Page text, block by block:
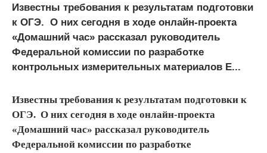
Известны требования к результатам подготовки
к ОГЭ. О них сегодня в ходе онлайн-проекта
«Домашний час» рассказал руководитель
Федеральной комиссии по разработке
контрольных измерительных материалов Е...
Известны требования к результатам подготовки к
ОГЭ. О них сегодня в ходе онлайн-проекта
«Домашний час» рассказал руководитель
Федеральной комиссии по разработке